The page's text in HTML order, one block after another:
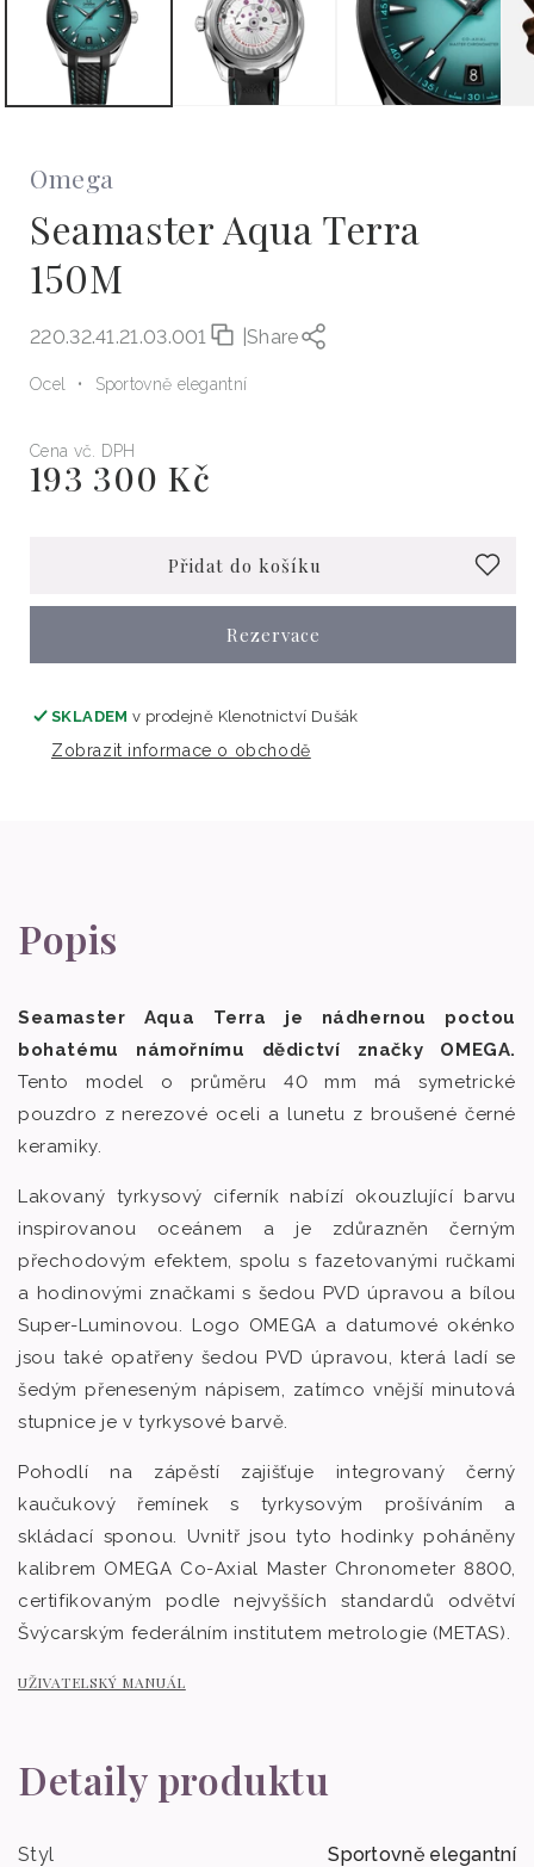
Omega
Seamaster Aqua Terra
150M
220.32.41.21.03.001 |Share
Ocel Sportovně elegantní
Cena vč. DPH
Běžná
cena
193 300 Kč
Přidat do košíku
Rezervace
SKLADEM v prodejně Klenotnictví Dušák
Zobrazit informace o obchodě
Popis
Seamaster Aqua Terra je nádhernou poctou
bohatému námořnímu dědictví značky OMEGA.
Tento model o průměru 40 mm má symetrické
pouzdro z nerezové oceli a lunetu z broušené černé
keramiky.
Lakovaný tyrkysový ciferník nabízí okouzlující barvu
inspirovanou oceánem a je zdůrazněn černým
přechodovým efektem, spolu s fazetovanými ručkami
a hodinovými značkami s šedou PVD úpravou a bílou
Super-Luminovou. Logo OMEGA a datumové okénko
jsou také opatřeny šedou PVD úpravou, která ladí se
šedým přeneseným nápisem, zatímco vnější minutová
stupnice je v tyrkysové barvě.
Pohodlí na zápěstí zajišťuje integrovaný černý
kaučukový řemínek s tyrkysovým prošíváním a
skládací sponou. Uvnitř jsou tyto hodinky poháněny
kalibrem OMEGA Co-Axial Master Chronometer 8800,
certifikovaným podle nejvyšších standardů odvětví
Švýcarským federálním institutem metrologie (METAS).
UŽIVATELSKÝ MANUÁL
Detaily produktu
Styl Sportovně elegantní